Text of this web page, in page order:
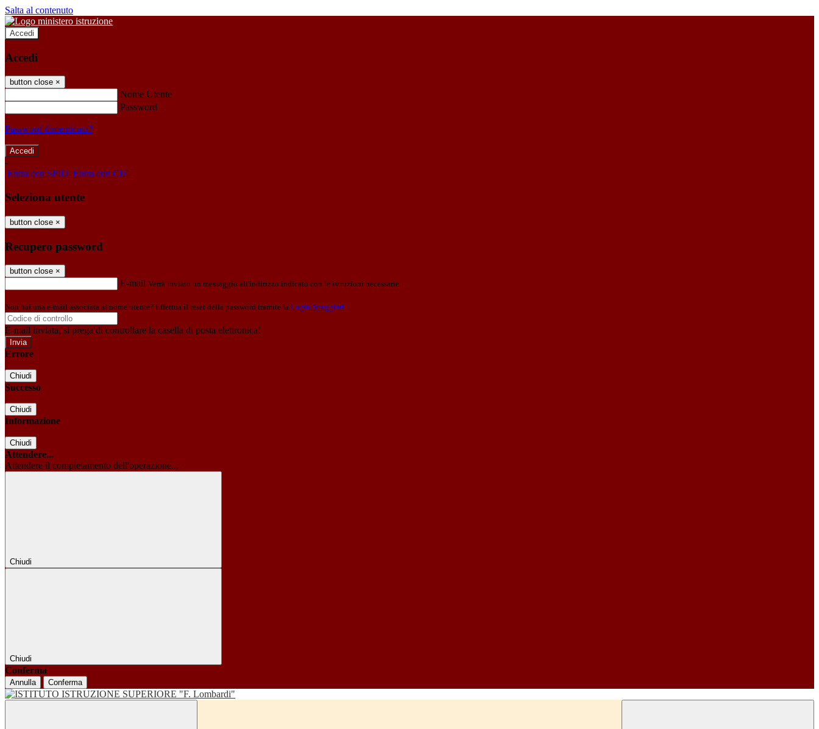
Salta al contenuto
Accedi
Accedi
button close ×
Nome Utente
Password
Password dimenticata?
-
Entra con SPID Entra con CIE
Seleziona utente
button close ×
Recupero password
button close ×
E-mail Verrà inviato un messaggio all'indirizzo indicato con le istruzioni necessarie.
Non hai una e-mail associata al nome utente? Effettua il reset della password tramite la Login Spaggiari
E-mail inviata, si prega di controllare la casella di posta elettronica!
Errore
Chiudi
Successo
Chiudi
Informazione
Chiudi
Attendere...
Attendere il completamento dell'operazione...
Chiudi
Chiudi
Conferma
Annulla Conferma